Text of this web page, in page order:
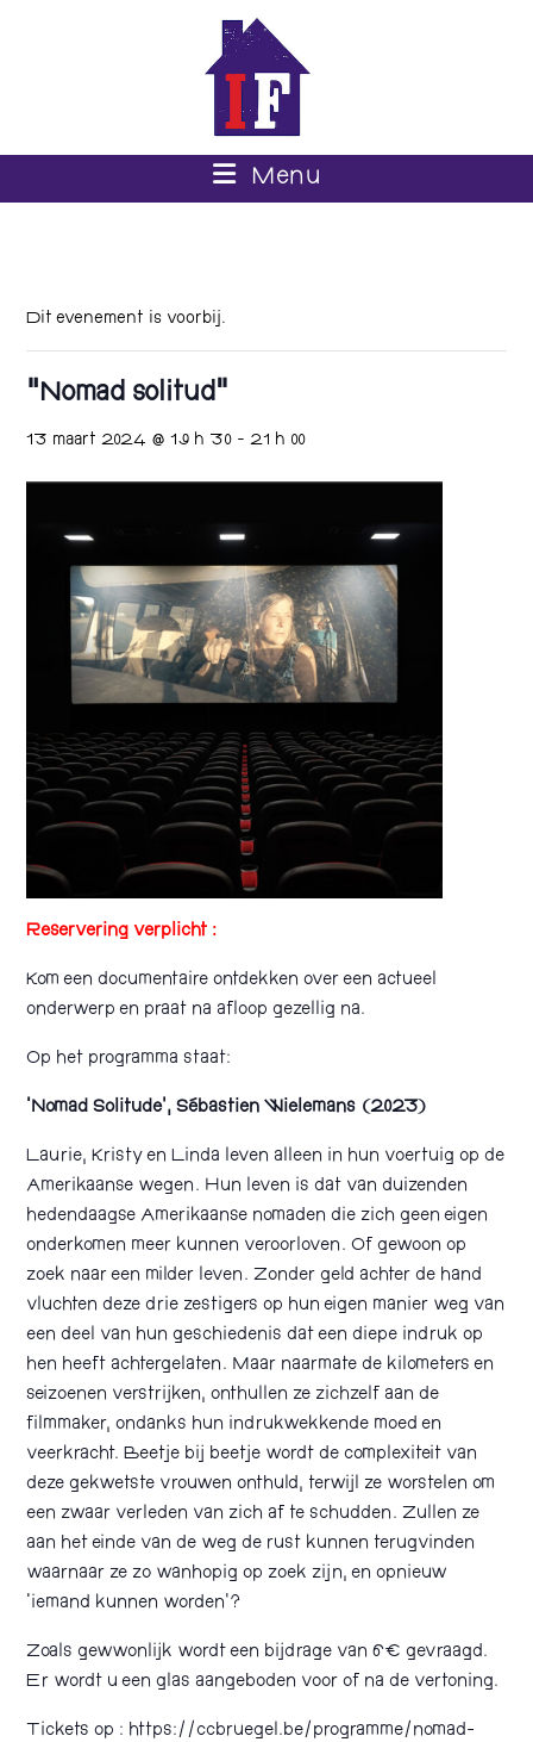
Menu
Dit evenement is voorbij.
“Nomad solitud”
13 maart 2024 @ 19 h 30 -21 h 00
Reservering verplicht :
Kom een documentaire ontdekken over een actueel
onderwerp en praat na afloop gezellig na.
Op het programma staat:
‘Nomad Solitude’, Sébastien Wielemans (2023)
Laurie, Kristy en Linda leven alleen in hun voertuig op de
Amerikaanse wegen. Hun leven is dat van duizenden
hedendaagse Amerikaanse nomaden die zich geen eigen
onderkomen meer kunnen veroorloven. Of gewoon op
zoek naar een milder leven. Zonder geld achter de hand
vluchten deze drie zestigers op hun eigen manier weg van
een deel van hun geschiedenis dat een diepe indruk op
hen heeft achtergelaten. Maar naarmate de kilometers en
seizoenen verstrijken, onthullen ze zichzelf aan de
filmmaker, ondanks hun indrukwekkende moed en
veerkracht. Beetje bij beetje wordt de complexiteit van
deze gekwetste vrouwen onthuld, terwijl ze worstelen om
een zwaar verleden van zich af te schudden. Zullen ze
aan het einde van de weg de rust kunnen terugvinden
waarnaar ze zo wanhopig op zoek zijn, en opnieuw
‘iemand kunnen worden’?
Zoals gewwonlijk wordt een bijdrage van 6€ gevraagd.
Er wordt u een glas aangeboden voor of na de vertoning.
Tickets op : https://ccbruegel.be/programme/nomad-